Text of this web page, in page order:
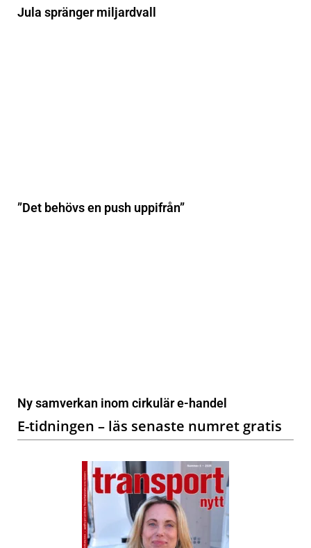
Jula spränger miljardvall
”Det behövs en push uppifrån”
Ny samverkan inom cirkulär e-handel
E-tidningen – läs senaste numret gratis